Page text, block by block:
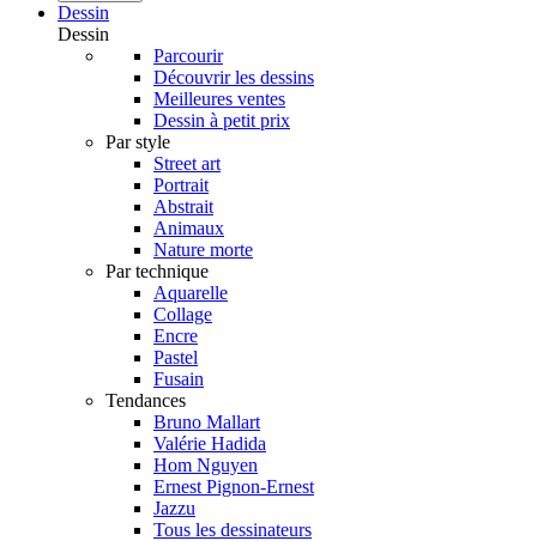
Dessin
Dessin
Parcourir
Découvrir les dessins
Meilleures ventes
Dessin à petit prix
Par style
Street art
Portrait
Abstrait
Animaux
Nature morte
Par technique
Aquarelle
Collage
Encre
Pastel
Fusain
Tendances
Bruno Mallart
Valérie Hadida
Hom Nguyen
Ernest Pignon-Ernest
Jazzu
Tous les dessinateurs